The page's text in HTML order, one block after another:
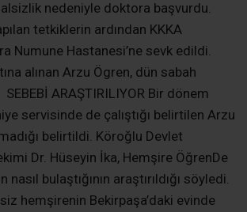
nedeniyle doktora başvurdu.
tetkiklerin ardından KKKA
Numune Hastanesi’ne sevk edildi.
alınan Arzu Ögren, dün sabah
ARAŞTIRILIYOR Bir dönem
servisinde de çalıştığı belirtilen Arzu
belirtildi. Köroğlu Devlet
Dr. Hüseyin İka, Hemşire ÖğrenDe
nasıl bulaştığının araştırıldığı söyledi.
hemşirenin Bekirpaşa’daki evinde